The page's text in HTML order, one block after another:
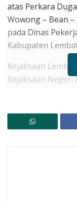
atas Perkara
Wowong – Bean
pada Dinas
Kabupaten
Kejaksaan
Kejaksaan
Dugaan Tindak
Jalan Wowong –
Penataan Ruang